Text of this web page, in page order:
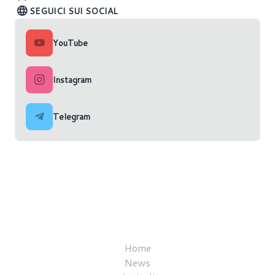
SEGUICI SUI SOCIAL
YouTube
Instagram
Telegram
Home
News